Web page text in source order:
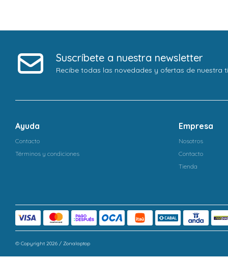
Suscríbete a nuestra newsletter
Recibe todas las novedades y ofertas de nuestra
Ayuda
Contacto
Términos y condiciones
Empresa
Nosotros
Contacto
Tienda
© Copyright 2026 / Zonalaptop